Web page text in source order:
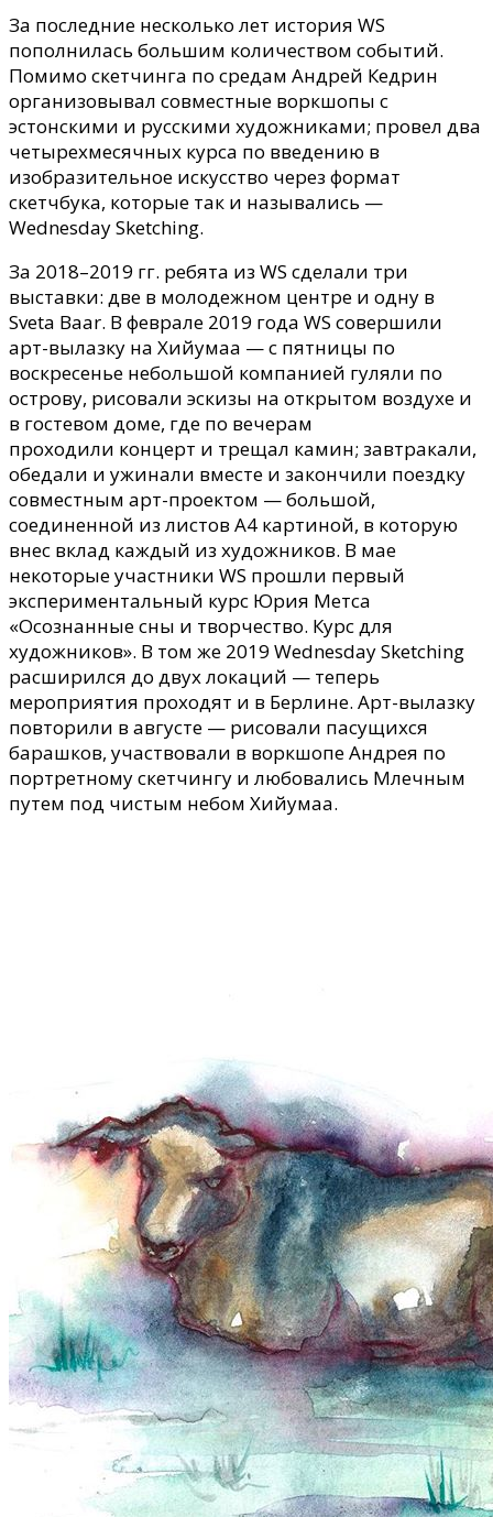
За последние несколько лет история WS
пополнилась большим количеством событий.
Помимо скетчинга по средам Андрей Кедрин
организовывал совместные воркшопы с
эстонскими и русскими художниками; провел два
четырехмесячных курса по введению в
изобразительное искусство через формат
скетчбука, которые так и назывались —
Wednesday Sketching.
За 2018–2019 гг. ребята из WS сделали три
выставки: две в молодежном центре и одну в
Sveta Baar. В феврале 2019 года WS совершили
арт-вылазку на Хийумаа — с пятницы по
воскресенье небольшой компанией гуляли по
острову, рисовали эскизы на открытом воздухе и
в гостевом доме, где по вечерам
проходили концерт и трещал камин; завтракали,
обедали и ужинали вместе и закончили поездку
совместным арт-проектом — большой,
соединенной из листов А4 картиной, в которую
внес вклад каждый из художников. В мае
некоторые участники WS прошли первый
экспериментальный курс Юрия Метса
«Осознанные сны и творчество. Курс для
художников». В том же 2019 Wednesday Sketching
расширился до двух локаций — теперь
мероприятия проходят и в Берлине. Арт-вылазку
повторили в августе — рисовали пасущихся
барашков, участвовали в воркшопе Андрея по
портретному скетчингу и любовались Млечным
путем под чистым небом Хийумаа.